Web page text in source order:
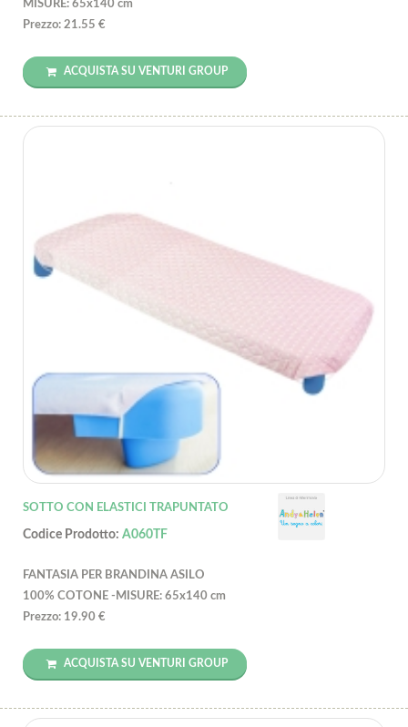
MISURE: 65x140 cm
Prezzo: 21.55 €
ACQUISTA SU VENTURI GROUP
SOTTO CON ELASTICI TRAPUNTATO
Codice Prodotto: A060TF
FANTASIA PER BRANDINA ASILO
100% COTONE -MISURE: 65x140 cm
Prezzo: 19.90 €
ACQUISTA SU VENTURI GROUP